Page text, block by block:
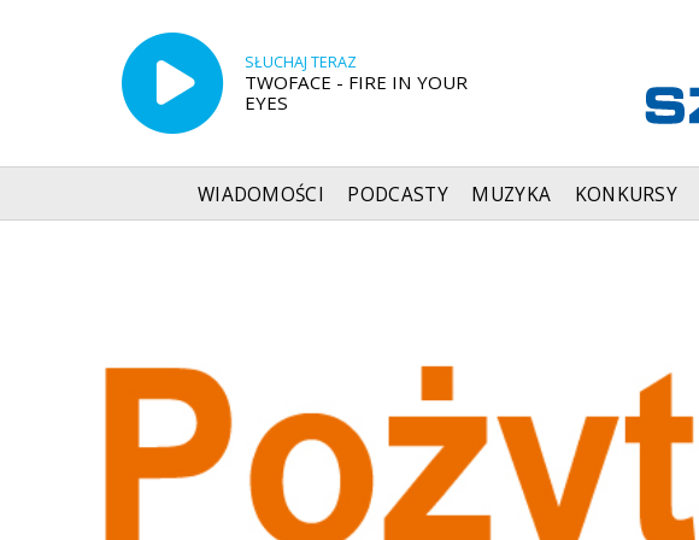
SŁUCHAJ TERAZ
TWOFACE - FIRE IN YOUR
EYES
WIADOMOŚCI PODCASTY MUZYKA KONKURSY